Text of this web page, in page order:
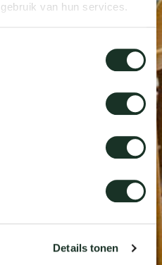
van hun services.
Details tonen
dick
ineke
karel